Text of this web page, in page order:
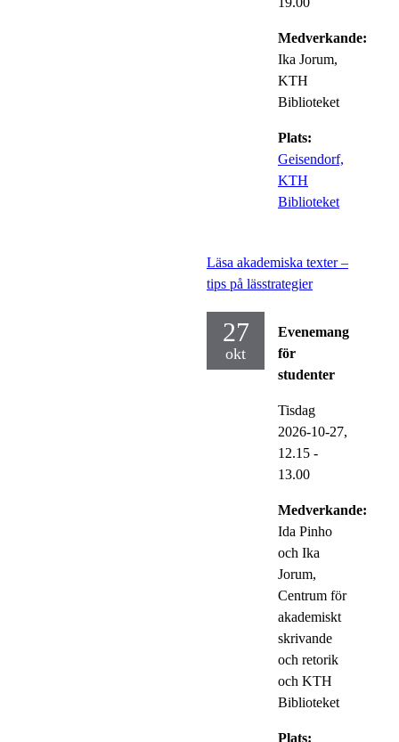
Medverkande:
Ika Jorum,
KTH
Biblioteket
Plats:
Geisendorf,
KTH
Biblioteket
Läsa akademiska texter –
tips på lässtrategier
27
okt
Evenemang
för
studenter
Tisdag
2026-10-27,
12.15 -
13.00
Medverkande:
Ida Pinho
och Ika
Jorum,
Centrum för
akademiskt
skrivande
och retorik
och KTH
Biblioteket
Plats: